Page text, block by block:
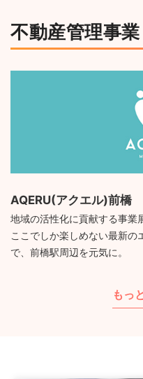
不動産管理事業
AQERU(アクエル)前橋
地域の活性化に貢献する事業
ここでしか楽しめない最新の
で、前橋駅周辺を元気に。
もっ